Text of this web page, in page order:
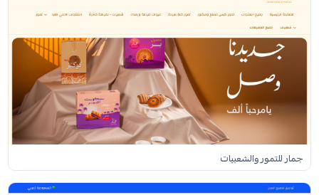
جمار للتمور والشعبيات